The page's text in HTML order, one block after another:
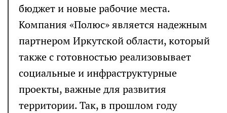
бюджет и новые рабочие места.
Компания «Полюс» является надежным
партнером Иркутской области, который
также с готовностью реализовывает
социальные и инфраструктурные
проекты, важные для развития
территории. Так, в прошлом году